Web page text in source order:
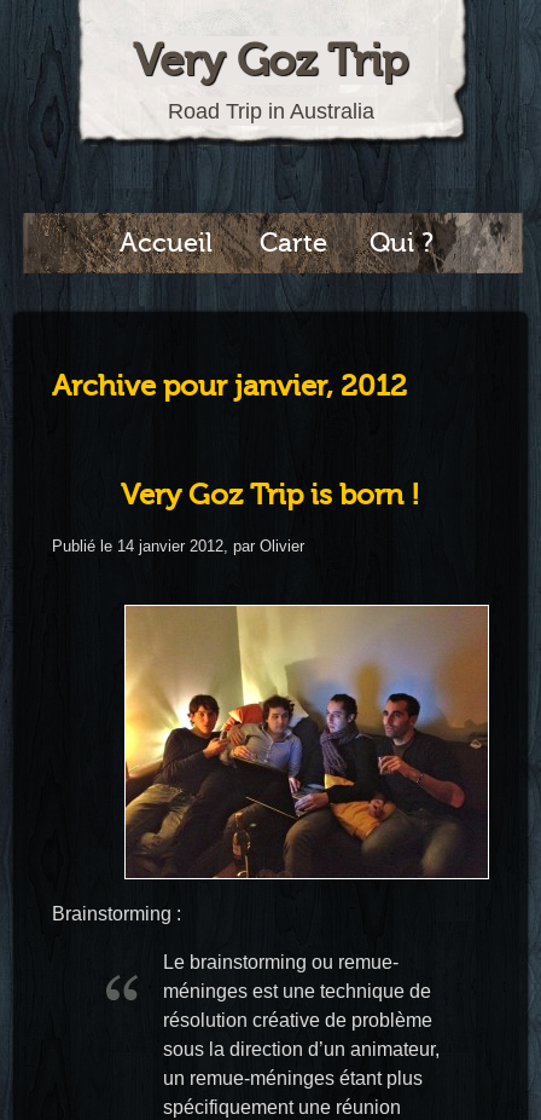
Very Goz Trip
Road Trip in Australia
Accueil Carte Qui ?
Archive pour janvier, 2012
Very Goz Trip is born !
Publié le 14 janvier 2012, par Olivier
Brainstorming :
Le brainstorming ou remue-
méninges est une technique de
résolution créative de problème
sous la direction d’un animateur,
un remue-méninges étant plus
spécifiquement une réunion